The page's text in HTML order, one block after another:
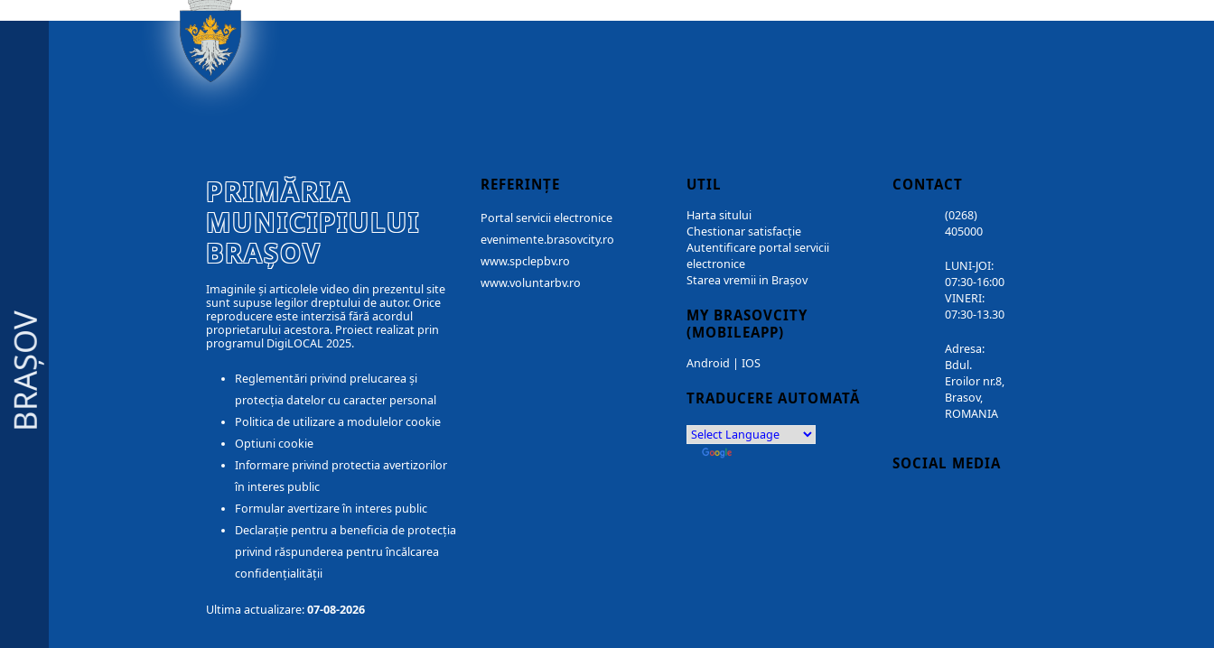
BRAȘOV
PRIMĂRIA
MUNICIPIULUI
BRAȘOV
Imaginile și articolele video din prezentul site
sunt supuse legilor dreptului de autor. Orice
reproducere este interzisă fără acordul
proprietarului acestora. Proiect realizat prin
programul DigiLOCAL 2025.
Reglementări privind prelucarea și
protecția datelor cu caracter personal
Politica de utilizare a modulelor cookie
Optiuni cookie
Informare privind protectia avertizorilor
în interes public
Formular avertizare în interes public
Declarație pentru a beneficia de protecția
privind răspunderea pentru încălcarea
confidențialității
Ultima actualizare:07-08-2026
REFERINȚE
Portal servicii electronice
evenimente.brasovcity.ro
www.spclepbv.ro
www.voluntarbv.ro
UTIL
Harta sitului
Chestionar satisfacție
Autentificare portal servicii
electronice
Starea vremii in Brașov
MY BRASOVCITY
(MOBILEAPP)
Android | IOS
TRADUCERE AUTOMATĂ
CONTACT
(0268)
405000
LUNI-JOI:
07:30-16:00
VINERI:
07:30-13.30
Adresa:
Bdul.
Eroilor nr.8,
Brasov,
ROMANIA
SOCIAL MEDIA